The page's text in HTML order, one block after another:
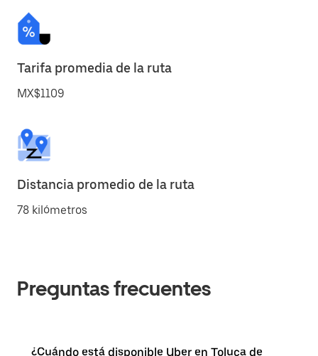
Tarifa promedia de la ruta
MX$1109
Distancia promedio de la ruta
78 kilómetros
Preguntas frecuentes
¿Cuándo está disponible Uber en Toluca de